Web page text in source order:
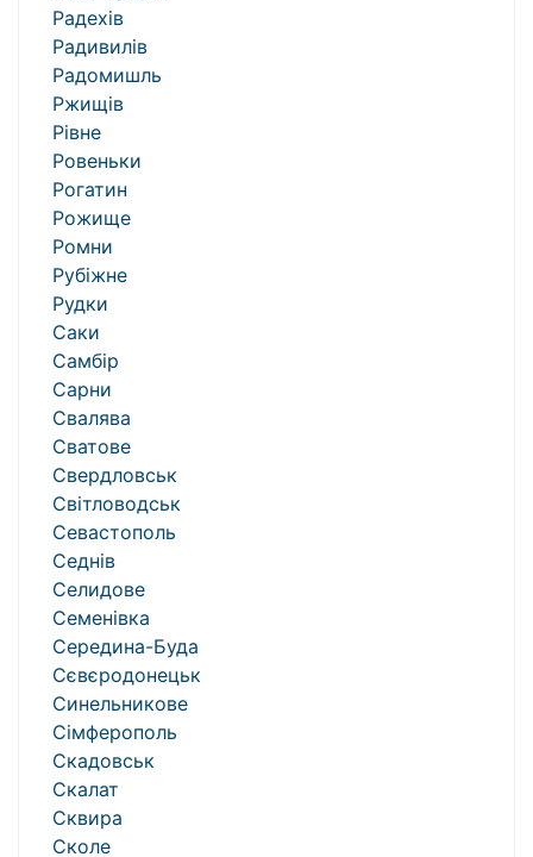
Радехів
Радивилів
Радомишль
Ржищів
Рівне
Ровеньки
Рогатин
Рожище
Ромни
Рубіжне
Рудки
Саки
Самбір
Сарни
Свалява
Сватове
Свердловськ
Світловодськ
Севастополь
Седнів
Селидове
Семенівка
Середина-Буда
Сєвєродонецьк
Синельникове
Сімферополь
Скадовськ
Скалат
Сквира
Сколе